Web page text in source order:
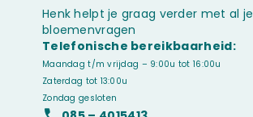
Henk helpt je graag verder met al je
bloemenvragen
Telefonische bereikbaarheid:
Maandag t/m vrijdag – 9:00u tot 16:00u
Zaterdag tot 13:00u
Zondag gesloten